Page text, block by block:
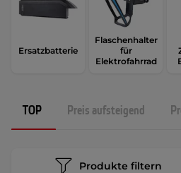
Ersatzbatterie
Flaschenhalter
für
Elektrofahrrad
TOP Preis aufsteigend
Produkte filtern